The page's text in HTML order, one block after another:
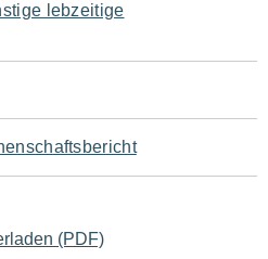
lebzeitige
(PDF)